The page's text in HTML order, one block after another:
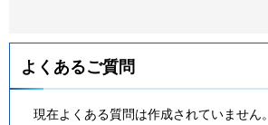
よくあるご質問
現在よくある質問は作成されていません。